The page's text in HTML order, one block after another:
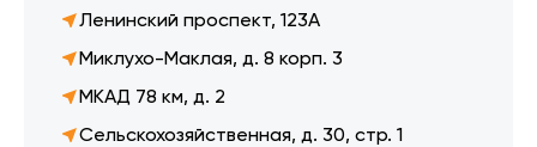
Ленинский проспект, 123А
Миклухо-Маклая, д. 8 корп. 3
МКАД 78 км, д. 2
Сельскохозяйственная, д. 30, стр. 1